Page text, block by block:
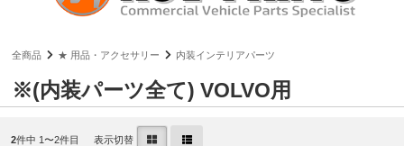
全商品 ★ 用品・アクセサリー 内装インテリアパーツ
※(内装パーツ全て) VOLVO用
2件中 1〜2件目 表示切替